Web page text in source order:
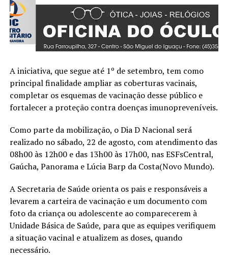
A iniciativa, que segue até 1º de setembro, tem como
principal finalidade ampliar as coberturas vacinais,
completar os esquemas de vacinação desse público e
fortalecer a proteção contra doenças imunopreveníveis.
Como parte da mobilização, o Dia D Nacional será
realizado no sábado, 22 de agosto, com atendimento das
08h00 às 12h00 e das 13h00 às 17h00, nas ESFsCentral,
Gaúcha, Panorama e Lúcia Barp da Costa(Novo Mundo).
A Secretaria de Saúde orienta os pais e responsáveis a
levarem a carteira de vacinação e um documento com
foto da criança ou adolescente ao comparecerem à
Unidade Básica de Saúde, para que as equipes verifiquem
a situação vacinal e atualizem as doses, quando
necessário.